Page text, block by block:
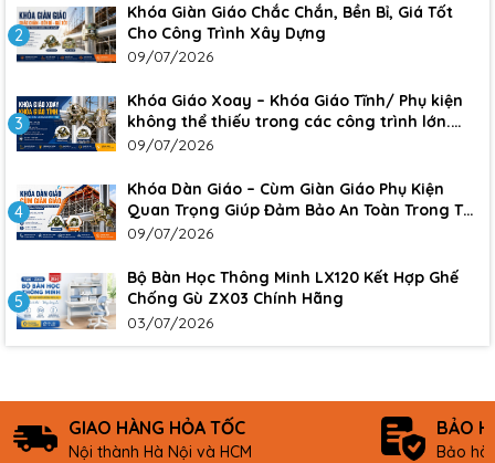
2
Khóa Giàn Giáo Chắc Chắn, Bền Bỉ, Giá Tốt
Cho Công Trình Xây Dựng
09/07/2026
3
Khóa Giáo Xoay – Khóa Giáo Tĩnh/ Phụ kiện
không thể thiếu trong các công trình lớn.
Đảm bảo sự an toàn, chắc chắn cho công
09/07/2026
4
Khóa Dàn Giáo – Cùm Giàn Giáo Phụ Kiện
Quan Trọng Giúp Đảm Bảo An Toàn Trong Thi
Công Xây Dựng
09/07/2026
5
Bộ Bàn Học Thông Minh LX120 Kết Hợp Ghế
Chống Gù ZX03 Chính Hãng
03/07/2026
GIAO HÀNG HỎA TỐC
Nội thành Hà Nội và HCM
BẢO
Bảo